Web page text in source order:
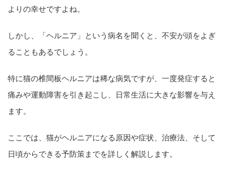
よりの幸せですよね。
しかし、「ヘルニア」という病名を聞くと、不安が頭をよぎ
ることもあるでしょう。
特に猫の椎間板ヘルニアは稀な病気ですが、一度発症すると
痛みや運動障害を引き起こし、日常生活に大きな影響を与え
ます。
ここでは、猫がヘルニアになる原因や症状、治療法、そして
日頃からできる予防策までを詳しく解説します。